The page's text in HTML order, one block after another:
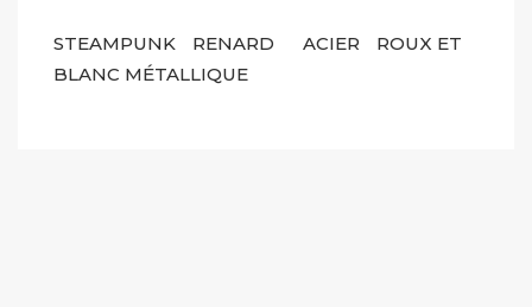
STEAMPUNK RENARD ACIER
ROUX ET
BLANC MÉTALLIQUE